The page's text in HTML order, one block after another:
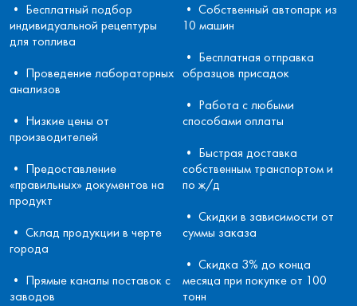
• Бесплатный подбор
индивидуальной рецептуры
для топлива
• Проведение лабораторных
анализов
• Низкие цены от
производителей
• Предоставление
«правильных» документов на
продукт
• Склад продукции в черте
города
• Прямые каналы поставок с
заводов
• Собственный автопарк из
10 машин
• Бесплатная отправка
образцов присадок
• Работа с любыми
способами оплаты
• Быстрая доставка
собственным транспортом и
по ж/д
• Скидки в зависимости от
суммы заказа
• Скидка 3% до конца
месяца при покупке от 100
тонн